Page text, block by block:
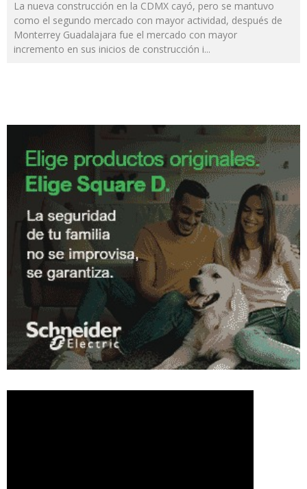
La nueva construcción en la ­­CDMX cayó, pero se mantuvo
como el segundo mercado con mayor actividad, después de
Monterrey Guadalajara fue el mercado con mayor
incremento en sus inicios de construcción i...